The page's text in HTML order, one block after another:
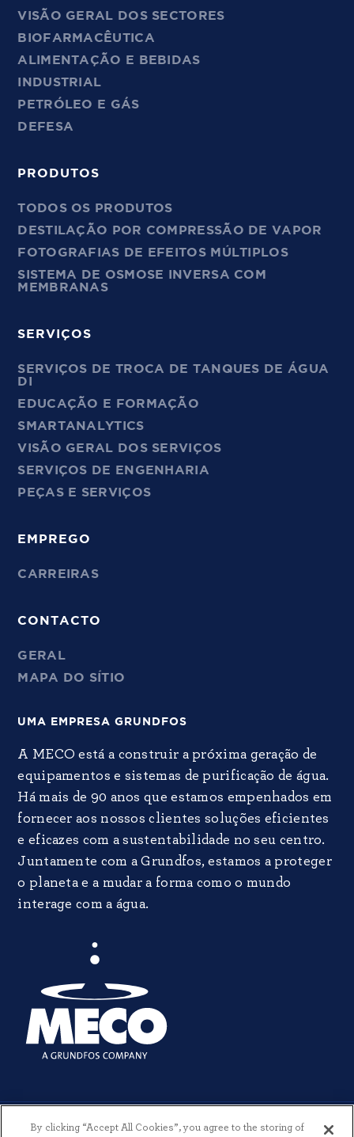
VISÃO GERAL DOS SECTORES
BIOFARMACÊUTICA
ALIMENTAÇÃO E BEBIDAS
INDUSTRIAL
PETRÓLEO E GÁS
DEFESA
PRODUTOS
TODOS OS PRODUTOS
DESTILAÇÃO POR COMPRESSÃO DE VAPOR
FOTOGRAFIAS DE EFEITOS MÚLTIPLOS
SISTEMA DE OSMOSE INVERSA COM
MEMBRANAS
SERVIÇOS
SERVIÇOS DE TROCA DE TANQUES DE ÁGUA
DI
EDUCAÇÃO E FORMAÇÃO
SMARTANALYTICS
VISÃO GERAL DOS SERVIÇOS
SERVIÇOS DE ENGENHARIA
PEÇAS E SERVIÇOS
EMPREGO
CARREIRAS
CONTACTO
GERAL
MAPA DO SÍTIO
UMA EMPRESA GRUNDFOS
A MECO está a construir a próxima geração de
equipamentos e sistemas de purificação de água.
Há mais de 90 anos que estamos empenhados em
fornecer aos nossos clientes soluções eficientes
e eficazes com a sustentabilidade no seu centro.
Juntamente com a Grundfos, estamos a proteger
o planeta e a mudar a forma como o mundo
interage com a água.
By clicking “Accept All Cookies”, you agree to the storing of